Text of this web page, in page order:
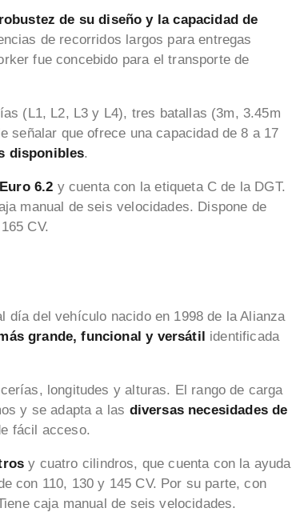
de su diseño y la capacidad de
de recorridos largos para entregas
fue concebido para el transporte de
(L1, L2, L3 y L4), tres batallas (3m, 3.45m
señalar que ofrece una capacidad de 8 a 17
disponibles.
6.2 y cuenta con la etiqueta C de la DGT.
manual de seis velocidades. Dispone de
CV.
día del vehículo nacido en 1998 de la Alianza
grande, funcional y versátil
identificada
longitudes y alturas. El rango de carga
y se adapta a las diversas necesidades de
fácil acceso.
y cuatro cilindros, que cuenta con la ayuda
con 110, 130 y 145 CV. Por su parte, con
caja manual de seis velocidades.